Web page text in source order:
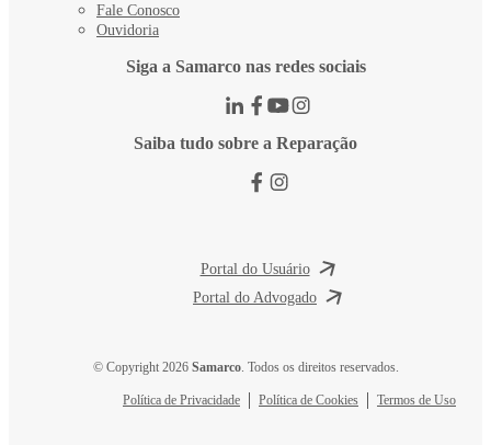
Fale Conosco
Ouvidoria
Siga a Samarco nas redes sociais
Saiba tudo sobre a Reparação
Portal do Usuário
Portal do Advogado
© Copyright 2026 Samarco. Todos os direitos reservados.
Política de Privacidade Política de Cookies Termos de Uso